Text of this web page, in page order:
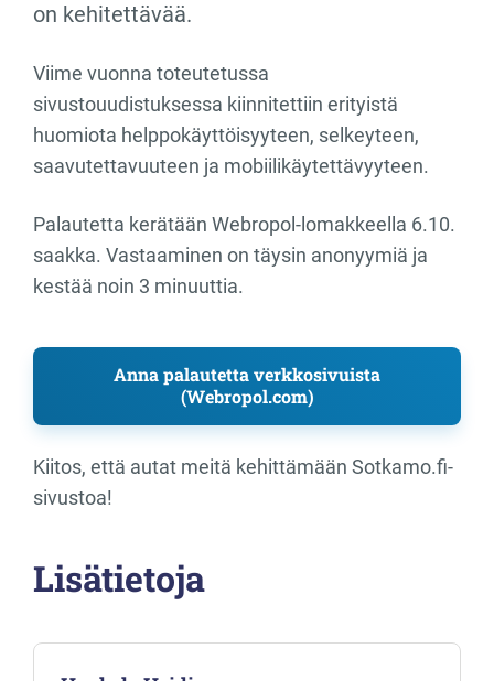
on kehitettävää.
Viime vuonna toteutetussa
sivustouudistuksessa kiinnitettiin erityistä
huomiota helppokäyttöisyyteen, selkeyteen,
saavutettavuuteen ja mobiilikäytettävyyteen.
Palautetta kerätään Webropol-lomakkeella 6.10.
saakka. Vastaaminen on täysin anonyymiä ja
kestää noin 3 minuuttia.
Anna palautetta verkkosivuista
(Webropol.com)
Kiitos, että autat meitä kehittämään Sotkamo.fi-
sivustoa!
Lisätietoja